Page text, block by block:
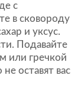
с
в сковороду
и уксус.
Подавайте
или гречкой
оставят вас